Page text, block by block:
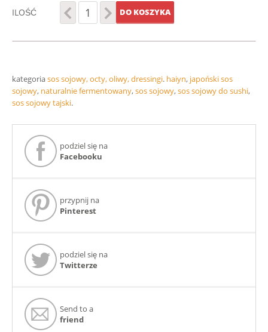
ILOŚĆ DO KOSZYKA
kategoriasos sojowy, octy, oliwy, dressingi. haiyn, japoński sos
sojowy, naturalnie fermentowany,sos sojowy,sos sojowy do sushi,
sos sojowy tajski.
podziel się na
Facebooku
przypnij na
Pinterest
podziel się na
Twitterze
Send to a
friend